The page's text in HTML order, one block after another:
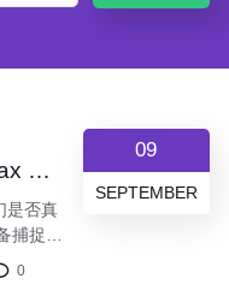
09
SEPTEMBER
告别单反？iPhone 15 Pro Max 长焦深度体验：它如何重塑手机摄影的边界
是否真
捕捉远
重反
弹。
0